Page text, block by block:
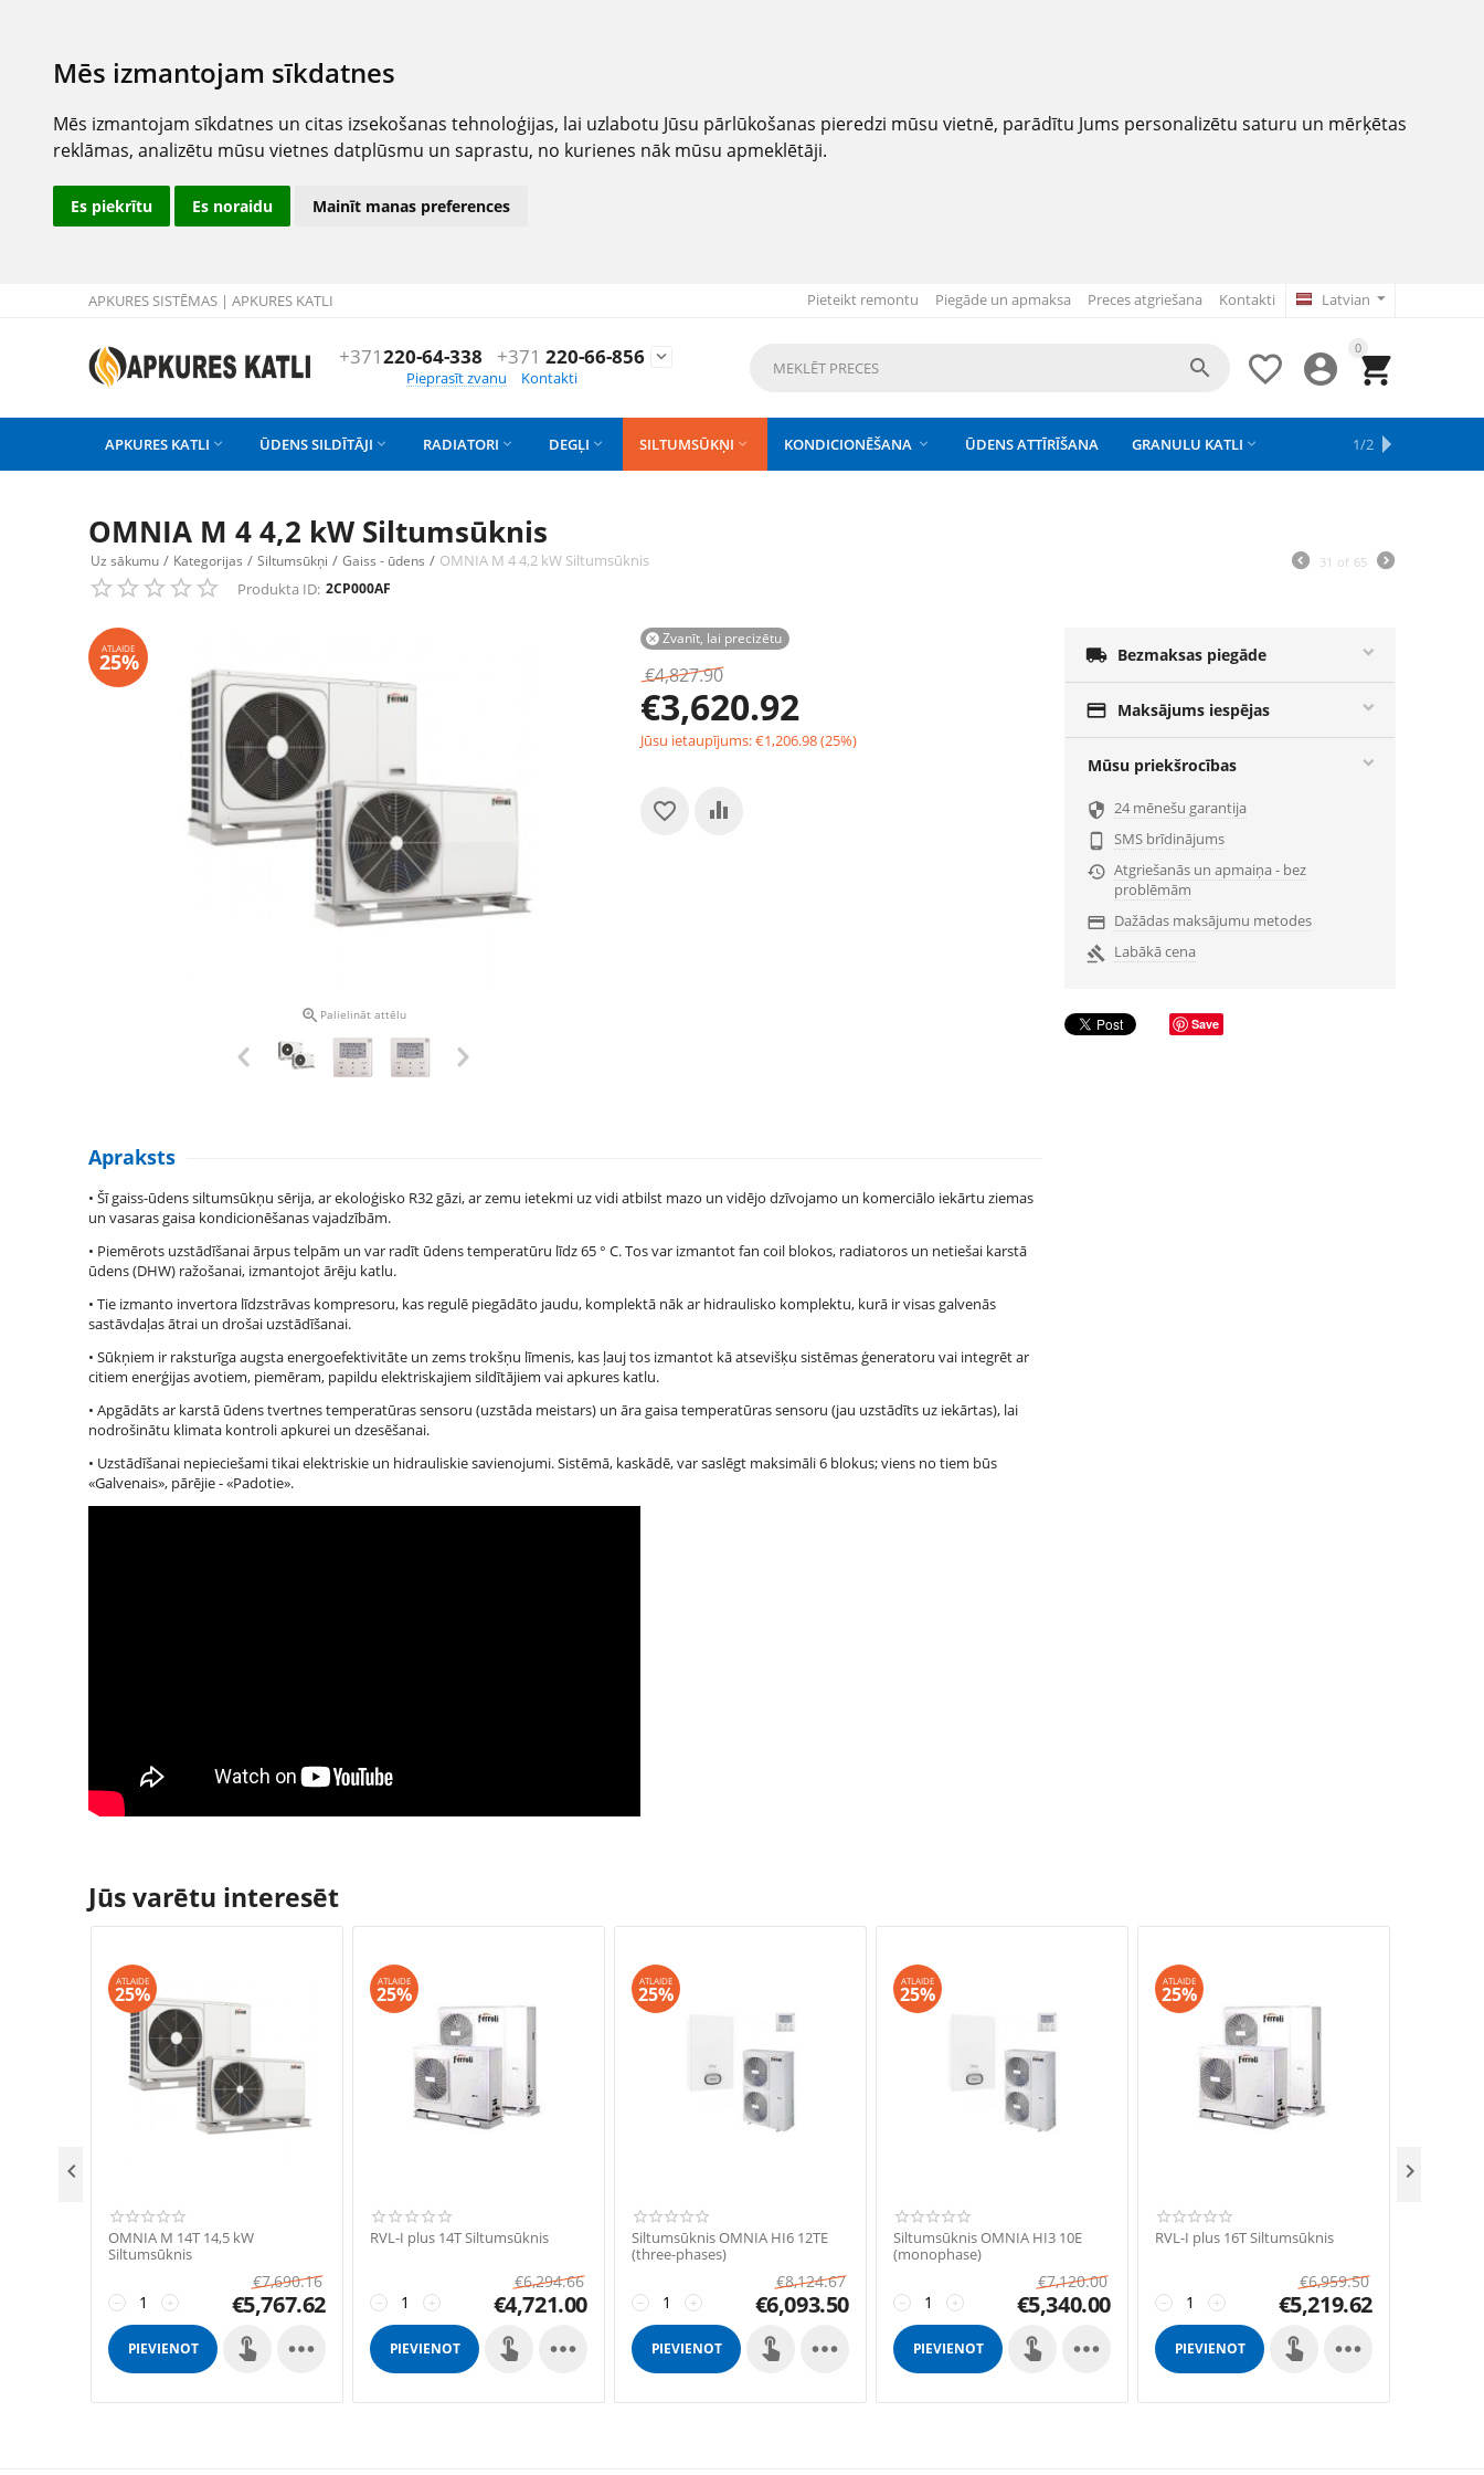
Mēs izmantojam sīkdatnes
Mēs izmantojam sīkdatnes un citas izsekošanas tehnoloģijas, lai uzlabotu Jūsu pārlūkošanas pieredzi mūsu vietnē, parādītu Jums personalizētu saturu un mērķētas
reklāmas, analizētu mūsu vietnes datplūsmu un saprastu, no kurienes nāk mūsu apmeklētāji.
Es piekrītu Es noraidu Mainīt manas preferences
APKURES SISTĒMAS | APKURES KATLI Latvian
Pieteikt remontu Piegāde un apmaksa Preces atgriešana Kontakti
+371220-64-338 +371 220-66-856

Pieprasīt zvanu
Kontakti
0




APKURES KATLI  ŪDENS SILDĪTĀJI  RADIATORI  DEGĻI  SILTUMSŪKŅI  KONDICIONĒŠANA  ŪDENS ATTĪRĪŠANA GRANULU KATLI  APSAISTE
REZERVES DAĻAS
APGAISMOJUMS
1/2
OMNIA M 4 4,2 kW Siltumsūknis
Uz sākumu / Kategorijas / Siltumsūkņi / Gaiss - ūdens / OMNIA M 4 4,2 kW Siltumsūknis 31 of 65
Produkta ID: 2CP000AF
ATLAIDE
25%
 Palielināt attēlu
Zvanīt, lai precizētu

€4,827.90
€3,620.92
Jūsu ietaupījums:€1,206.98(25%)
 Bezmaksas piegāde
 Maksājums iespējas
Mūsu priekšrocības
 24 mēnešu garantija

SMS brīdinājums
 Atgriešanās un apmaiņa - bez
problēmām
 Dažādas maksājumu metodes
 Labākā cena
Save
Apraksts
• Šī gaiss-ūdens siltumsūkņu sērija, ar ekoloģisko R32 gāzi, ar zemu ietekmi uz vidi atbilst mazo un vidējo dzīvojamo un komerciālo iekārtu ziemas
un vasaras gaisa kondicionēšanas vajadzībām.
• Piemērots uzstādīšanai ārpus telpām un var radīt ūdens temperatūru līdz 65 ° C. Tos var izmantot fan coil blokos, radiatoros un netiešai karstā
ūdens (DHW) ražošanai, izmantojot ārēju katlu.
• Tie izmanto invertora līdzstrāvas kompresoru, kas regulē piegādāto jaudu, komplektā nāk ar hidraulisko komplektu, kurā ir visas galvenās
sastāvdaļas ātrai un drošai uzstādīšanai.
• Sūkņiem ir raksturīga augsta energoefektivitāte un zems trokšņu līmenis, kas ļauj tos izmantot kā atsevišķu sistēmas ģeneratoru vai integrēt ar
citiem enerģijas avotiem, piemēram, papildu elektriskajiem sildītājiem vai apkures katlu.
• Apgādāts ar karstā ūdens tvertnes temperatūras sensoru (uzstāda meistars) un āra gaisa temperatūras sensoru (jau uzstādīts uz iekārtas), lai
nodrošinātu klimata kontroli apkurei un dzesēšanai.
• Uzstādīšanai nepieciešami tikai elektriskie un hidrauliskie savienojumi. Sistēmā, kaskādē, var saslēgt maksimāli 6 blokus; viens no tiem būs
«Galvenais», pārējie - «Padotie».
Jūs varētu interesēt
ATLAIDE
25%
OMNIA M 14T 14,5 kW
Siltumsūknis
+
−
€7,690.16
€5,767.62
PIEVIENOT 
ATLAIDE
25%
RVL-I plus 14T Siltumsūknis
+
−
€6,294.66
€4,721.00
PIEVIENOT 
ATLAIDE
25%
Siltumsūknis OMNIA HI6 12TE
(three-phases)
+
−
€8,124.67
€6,093.50
PIEVIENOT 
ATLAIDE
25%
Siltumsūknis OMNIA HI3 10E
(monophase)
+
−
€7,120.00
€5,340.00
PIEVIENOT 
ATLAIDE
25%
RVL-I plus 16T Siltumsūknis
+
−
€6,959.50
€5,219.62
PIEVIENOT 
 